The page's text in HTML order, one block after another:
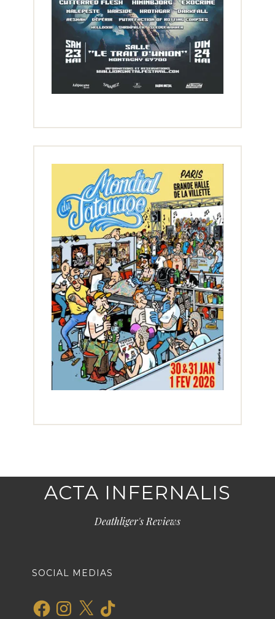
ACTA INFERNALIS
Deathliger's Reviews
SOCIAL MEDIAS
FacebookInstagram
X TikTok